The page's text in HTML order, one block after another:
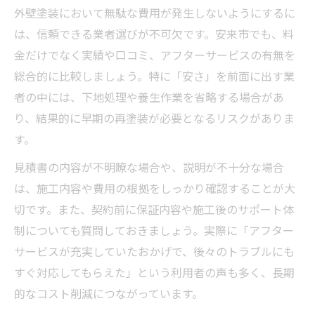
外壁塗装の満足度を左右する業者選びの基
準
外壁塗装の口コミや実績を判断材料に活用
外壁塗装のアフターサービス内容を重視し
よう
工夫
外壁塗装の説明力や対応力で業者を比較す
る
外壁塗装において無駄な費用が発生しないようにするに
は、信頼できる業者選びが不可欠です。安来市でも、料
金だけでなく実績や口コミ、アフターサービスの有無を
総合的に比較しましょう。特に「安さ」を前面に出す業
者の中には、下地処理や養生作業を省略する場合があ
り、結果的に早期の再塗装が必要となるリスクがありま
す。
見積書の内容が不明瞭な場合や、説明が不十分な場合
は、施工内容や費用の根拠をしっかり確認することが大
切です。また、契約前に保証内容や施工後のサポート体
制についても質問しておきましょう。実際に「アフター
サービスが充実していたおかげで、後々のトラブルにも
すぐ対応してもらえた」という利用者の声も多く、長期
的なコスト削減につながっています。